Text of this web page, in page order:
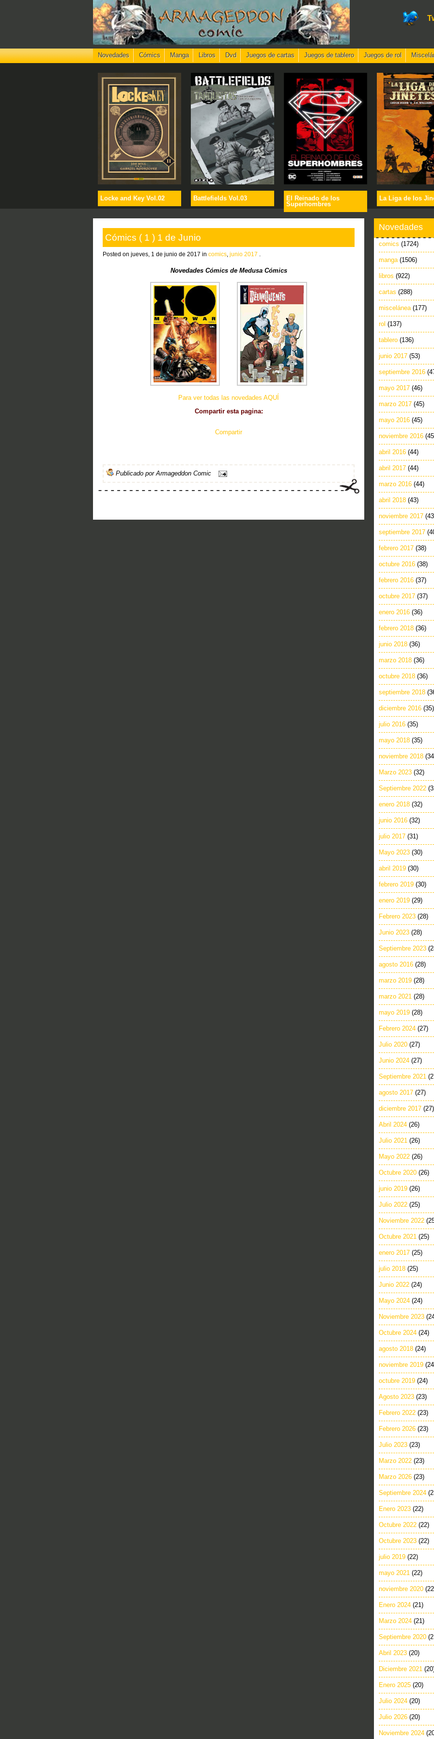
Novedades Cómics Manga Libros Dvd Juegos de cartas Juegos de tablero Juegos de rol
Locke and Key Vol.02 Battlefields Vol.03
El Reinado de los
Superhombres
La Liga de los
Cómics ( 1 ) 1 de Junio
Posted on jueves, 1 de junio de 2017 in comics junio 2017
Novedades Cómics de Medusa Cómics
Para ver todas las novedades AQUÍ
Compartir esta pagina:
Compartir
Publicado porArmageddon Comic
Novedades
comics (1724)
manga (1506)
libros (922)
cartas (288)
miscelánea (177)
rol (137)
tablero (136)
junio 2017 (53)
septiembre 2016
mayo 2017 (46)
marzo 2017 (45)
mayo 2016 (45)
noviembre 2016
abril 2016 (44)
abril 2017 (44)
marzo 2016 (44)
abril 2018 (43)
noviembre 2017
septiembre 2017
febrero 2017 (38)
octubre 2016 (38)
febrero 2016 (37)
octubre 2017 (37)
enero 2016 (36)
febrero 2018 (36)
junio 2018 (36)
marzo 2018 (36)
octubre 2018 (36)
septiembre 2018
diciembre 2016 (35)
julio 2016 (35)
mayo 2018 (35)
noviembre 2018
Marzo 2023 (32)
Septiembre 2022
enero 2018 (32)
junio 2016 (32)
julio 2017 (31)
Mayo 2023 (30)
abril 2019 (30)
febrero 2019 (30)
enero 2019 (29)
Febrero 2023 (28)
Junio 2023 (28)
Septiembre 2023
agosto 2016 (28)
marzo 2019 (28)
marzo 2021 (28)
mayo 2019 (28)
Febrero 2024 (27)
Julio 2020 (27)
Junio 2024 (27)
Septiembre 2021
agosto 2017 (27)
diciembre 2017 (27)
Abril 2024 (26)
Julio 2021 (26)
Mayo 2022 (26)
Octubre 2020 (26)
junio 2019 (26)
Julio 2022 (25)
Noviembre 2022
Octubre 2021 (25)
enero 2017 (25)
julio 2018 (25)
Junio 2022 (24)
Mayo 2024 (24)
Noviembre 2023
Octubre 2024 (24)
agosto 2018 (24)
noviembre 2019
octubre 2019 (24)
Agosto 2023 (23)
Febrero 2022 (23)
Febrero 2026 (23)
Julio 2023 (23)
Marzo 2022 (23)
Marzo 2026 (23)
Septiembre 2024
Enero 2023 (22)
Octubre 2022 (22)
Octubre 2023 (22)
julio 2019 (22)
mayo 2021 (22)
noviembre 2020
Enero 2024 (21)
Marzo 2024 (21)
Septiembre 2020
Abril 2023 (20)
Diciembre 2021
Enero 2025 (20)
Julio 2024 (20)
Julio 2026 (20)
Noviembre 2024